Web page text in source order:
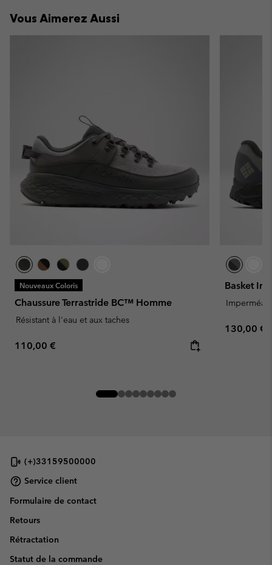
Vous Aimerez Aussi
Nouveaux Coloris
Chaussure Terrastride BC™ Homme
Résistant à l'eau et aux taches
Regular price:
110,00 €
Basket
Regular
130,00 €
(+)33159500000
Service client
Formulaire de contact
Retours
Rétractation
Statut de la commande